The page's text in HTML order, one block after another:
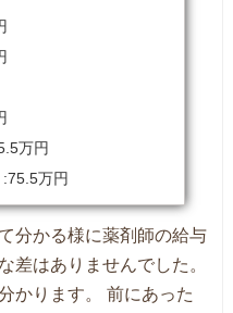
万円
万円
分かる様に薬剤師の給与
差はありませんでした。
かります。 前にあった